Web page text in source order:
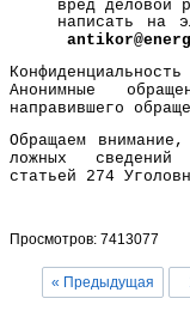
вред деловой
написать на
antikor@
Анонимные
направившего
Обращаем
ложных сведений
статьей 274
Просмотров: 7413077
« Предыдущая